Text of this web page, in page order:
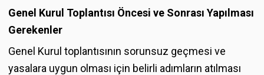
Genel Kurul Toplantısı Öncesi ve Sonrası Yapılması
Gerekenler
Genel Kurul toplantısının sorunsuz geçmesi ve
yasalara uygun olması için belirli adımların atılması